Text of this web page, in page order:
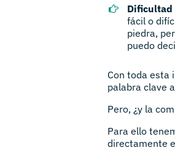
Dificultad
fácil o
piedra,
puedo
Con toda esta
palabra clave
Pero, ¿y la
Para ello
directamente